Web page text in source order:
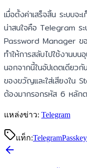
เมื่อตั้งค่าเสร็จสิ้น ระบบ
น่าสนใจคือ Telegram ร
Password Manager ข
ทำให้การสลับไปใช้งานบ
นอกจากนี้ในอัปเดตเดียว
ของขวัญและใส่เสียงใน
ต้องมากรอกรหัส 6 หลัก
แหล่งข่าว: Telegram
แท็ก:TelegramPasskey